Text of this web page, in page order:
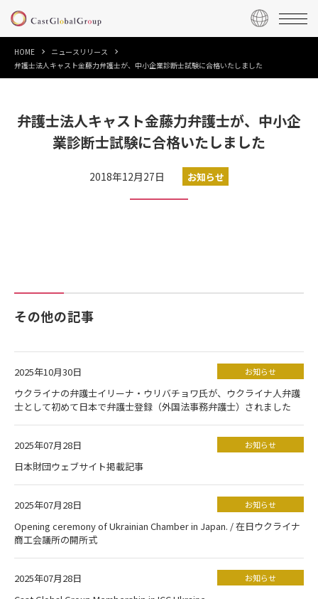
HOME
ニュースリリース
弁護士法人キャスト金藤力弁護士が、中小企業診断士試験に合格いたしました
弁護士法人キャスト金藤力弁護士が、中小企
業診断士試験に合格いたしました
2018年12月27日 お知らせ
その他の記事
2025年10月30日 お知らせ
ウクライナの弁護士イリーナ・ウリバチョワ氏が、ウクライナ人弁護
士として初めて日本で弁護士登録（外国法事務弁護士）されました
2025年07月28日 お知らせ
日本財団ウェブサイト掲載記事
2025年07月28日 お知らせ
Opening ceremony of Ukrainian Chamber in Japan. / 在日ウクライナ
商工会議所の開所式
2025年07月28日 お知らせ